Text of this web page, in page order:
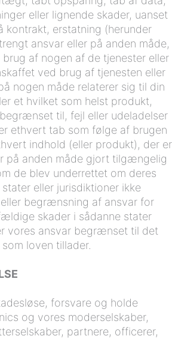
eller lignende skader, uanset
kontrakt, erstatning (herunder
ansvar eller på anden måde,
af nogen af de tjenester eller
ved brug af tjenesten eller
nogen måde relaterer sig til din
et hvilket som helst produkt,
til, fejl eller udeladelser
ethvert tab som følge af brugen
indhold (eller produkt), der er
på anden måde gjort tilgængelig
de blev underrettet om deres
eller jurisdiktioner ikke
begrænsning af ansvar for
skader i sådanne stater
vores ansvar begrænset til det
loven tillader.
forsvare og holde
og vores moderselskaber,
partnere, officerer,